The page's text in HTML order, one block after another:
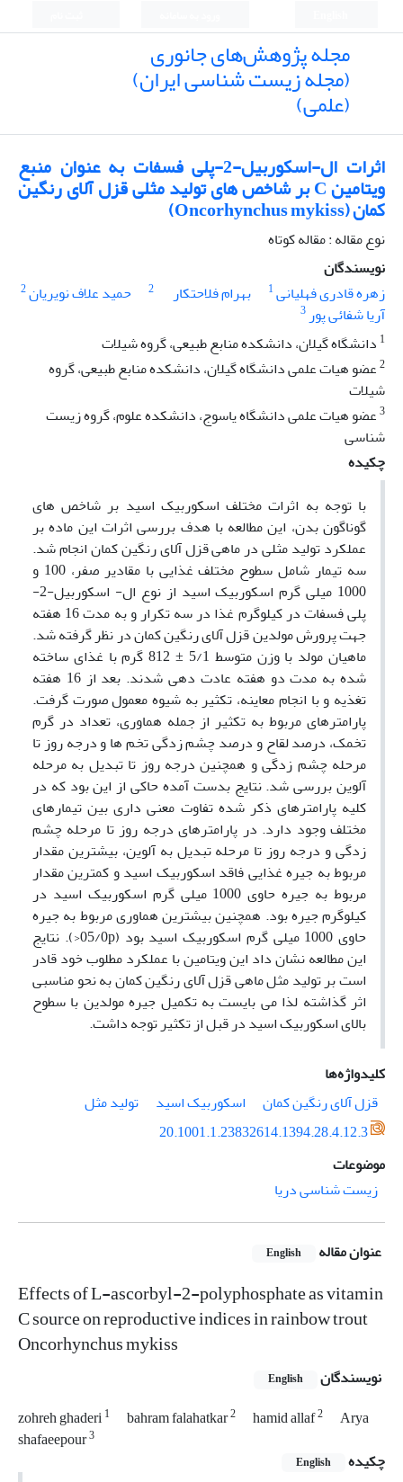
مجله پژوهش‌های جانوری
(مجله زیست شناسی ایران)
(علمی)
اثرات ال-اسکوربیل-2-پلی فسفات به عنوان منبع
ویتامین C بر شاخص های تولید مثلی قزل آلای رنگین
کمان (Oncorhynchus mykiss)
نوع مقاله : مقاله کوتاه
نویسندگان
زهره قادری فهلیانی1 بهرام فلاحتکار 2 حمید علاف نویریان2
آریا شفائی پور3
1 دانشگاه گیلان، دانشکده منابع طبیعی، گروه شیلات
2عضو هیات علمی دانشگاه گیلان، دانشکده منابع طبیعی، گروه
شیلات
3عضو هیات علمی دانشگاه یاسوج، دانشکده علوم، گروه زیست
شناسی
چکیده
با توجه به اثرات مختلف اسکوربیک اسید بر شاخص های
گوناگون بدن، این مطالعه با هدف بررسی اثرات این ماده بر
عملکرد تولید مثلی در ماهی قزل آلای رنگین کمان انجام شد.
سه تیمار شامل سطوح مختلف غذایی با مقادیر صفر، 100 و
1000 میلی گرم اسکوربیک اسید از نوع ال- اسکوربیل-2-
پلی فسفات در کیلوگرم غذا در سه تکرار و به مدت 16 هفته
جهت پرورش مولدین قزل آلای رنگین کمان در نظر گرفته شد.
ماهیان مولد با وزن متوسط 5/1 ± 812 گرم با غذای ساخته
شده به مدت دو هفته عادت دهی شدند. بعد از 16 هفته
تغذیه و با انجام معاینه، تکثیر به شیوه معمول صورت گرفت.
پارامترهای مربوط به تکثیر از جمله هماوری، تعداد در گرم
تخمک، درصد لقاح و درصد چشم زدگی تخم ها و درجه روز تا
مرحله چشم زدگی و همچنین درجه روز تا تبدیل به مرحله
آلوین بررسی شد. نتایج بدست آمده حاکی از این بود که در
کلیه پارامترهای ذکر شده تفاوت معنی داری بین تیمارهای
مختلف وجود دارد. در پارامترهای درجه روز تا مرحله چشم
زدگی و درجه روز تا مرحله تبدیل به آلوین، بیشترین مقدار
مربوط به جیره غذایی فاقد اسکوربیک اسید و کمترین مقدار
مربوط به جیره حاوی 1000 میلی گرم اسکوربیک اسید در
کیلوگرم جیره بود. همچنین بیشترین هماوری مربوط به جیره
حاوی 1000 میلی گرم اسکوربیک اسید بود (05/0p<). نتایج
این مطالعه نشان داد این ویتامین با عملکرد مطلوب خود قادر
است بر تولید مثل ماهی قزل آلای رنگین کمان به نحو مناسبی
اثر گذاشته لذا می بایست به تکمیل جیره مولدین با سطوح
بالای اسکوربیک اسید در قبل از تکثیر توجه داشت.
کلیدواژه‌ها
قزل آلای رنگین کمان
اسکوربیک اسید
تولید مثل
20.1001.1.23832614.1394.28.4.12.3
موضوعات
زیست شناسی دریا
عنوان مقاله English
Effects of L-ascorbyl-2-polyphosphate as vitamin
C source on reproductive indices in rainbow trout
Oncorhynchus mykiss
نویسندگان English
zohreh ghaderi1 bahram falahatkar2 hamid allaf2
Arya
shafaeepour3
چکیده English